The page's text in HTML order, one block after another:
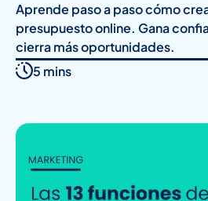
Aprende paso a paso cómo
presupuesto online. Gana
cierra más oportunidades.
5 mins